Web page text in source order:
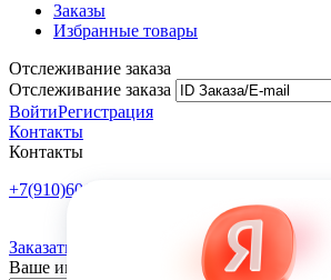
Заказы
Избранные товары
Отслеживание заказа
Отслеживание заказа
ВойтиРегистрация
Контакты
Контакты
+7(910)601-10-10
Заказать обратный звонок
Ваше имя